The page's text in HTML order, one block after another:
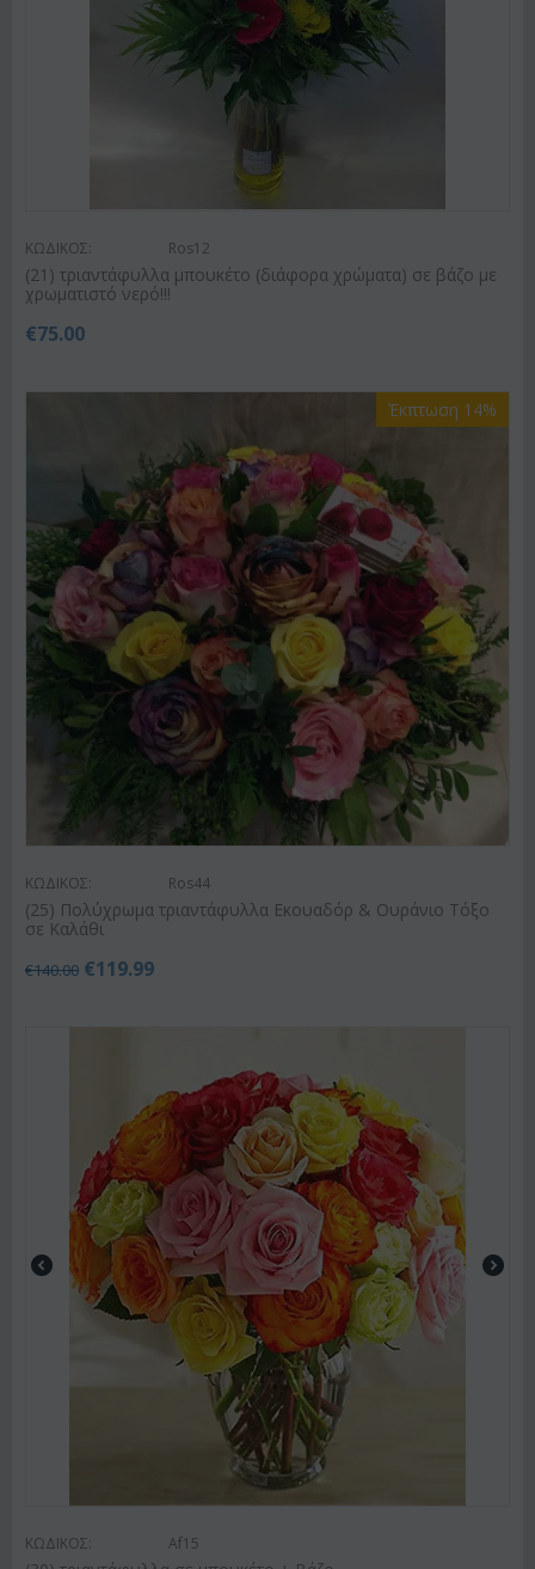
ΚΩΔΙΚΟΣ: Ros12
(21) τριαντάφυλλα μπουκέτο (διάφορα χρώματα) σε βάζο με
χρωματιστό νερό!!!
€75.00
Έκπτωση 14%
ΚΩΔΙΚΟΣ: Ros44
(25) Πολύχρωμα τριαντάφυλλα Εκουαδόρ & Ουράνιο Τόξο
σε Καλάθι
€140.00 €119.99
ΚΩΔΙΚΟΣ: Af15